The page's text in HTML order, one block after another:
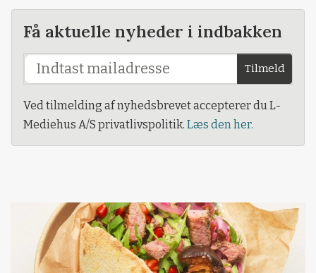
Få aktuelle nyheder i indbakken
Tilmeld
Ved tilmelding af nyhedsbrevet accepterer du L-
Mediehus A/S privatlivspolitik. Læs den her.